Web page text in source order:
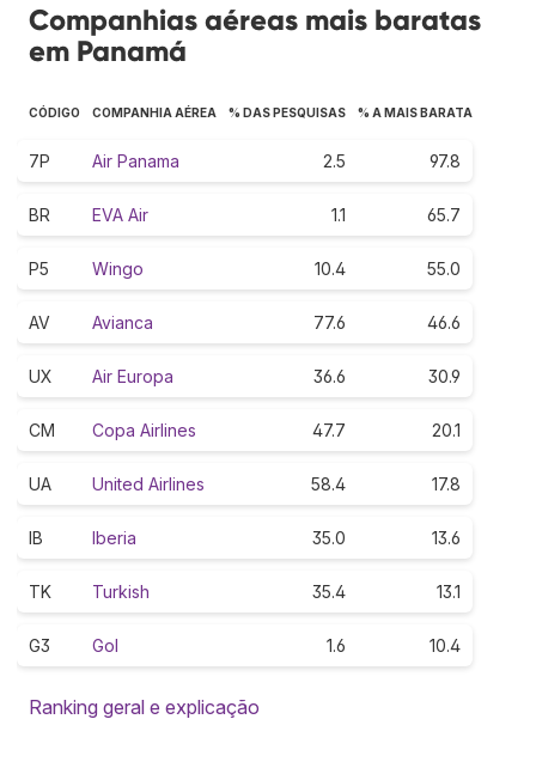
Companhias aéreas mais baratas
em Panamá
CÓDIGO COMPANHIA AÉREA % DAS PESQUISAS % A MAIS BARATA
7P Air Panama 2.5 97.8
BR EVA Air 1.1 65.7
P5 Wingo 10.4 55.0
AV Avianca 77.6 46.6
UX Air Europa 36.6 30.9
CM Copa Airlines 47.7 20.1
UA United Airlines 58.4 17.8
IB Iberia 35.0 13.6
TK Turkish 35.4 13.1
G3 Gol 1.6 10.4
Ranking geral e explicação